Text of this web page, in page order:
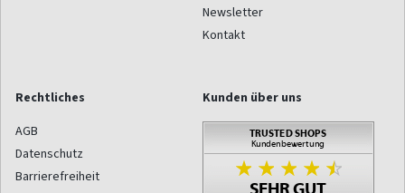
Newsletter
Kontakt
Rechtliches
AGB
Datenschutz
Barrierefreiheit
Kunden über uns